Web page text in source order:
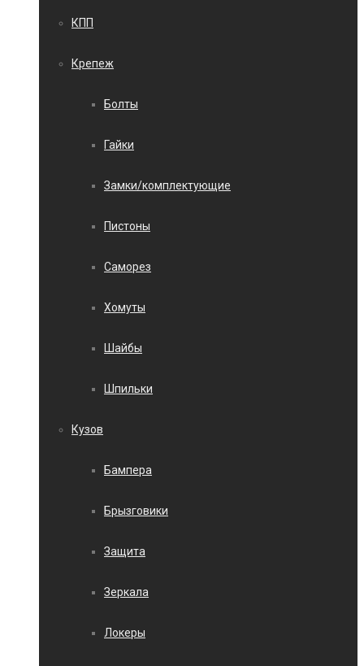
КПП
Крепеж
Болты
Гайки
Замки/комплектующие
Пистоны
Саморез
Хомуты
Шайбы
Шпильки
Кузов
Бампера
Брызговики
Защита
Зеркала
Локеры